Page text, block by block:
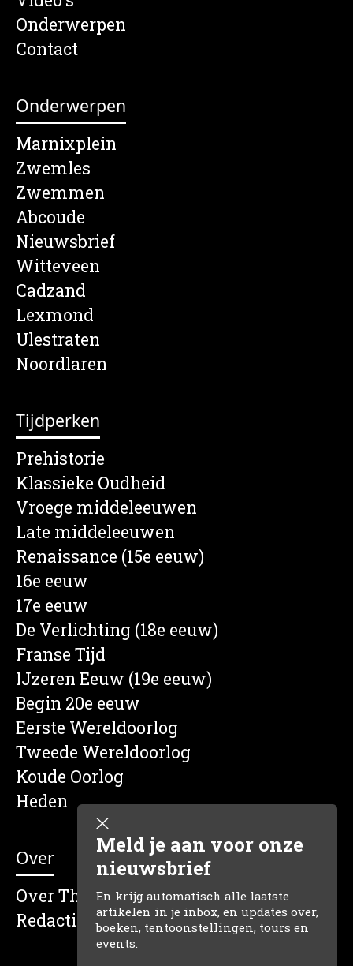
Meld je aan voor onze
nieuwsbrief
En krijg automatisch alle laatste
artikelen in je inbox, en updates over,
boeken, tentoonstellingen, tours en
events.
Onderwerpen
Contact
Onderwerpen
Marnixplein
Zwemles
Zwemmen
Abcoude
Nieuwsbrief
Witteveen
Cadzand
Lexmond
Ulestraten
Noordlaren
Tijdperken
Prehistorie
Klassieke Oudheid
Vroege middeleeuwen
Late middeleeuwen
Renaissance (15e eeuw)
16e eeuw
17e eeuw
De Verlichting (18e eeuw)
Franse Tijd
IJzeren Eeuw (19e eeuw)
Begin 20e eeuw
Eerste Wereldoorlog
Tweede Wereldoorlog
Koude Oorlog
Heden
Over
Over The Dutch Historian
Redactie